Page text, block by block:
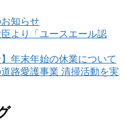
知らせ
より「ユースエール認
】年末年始の休業について
路愛護事業 清掃活動を実